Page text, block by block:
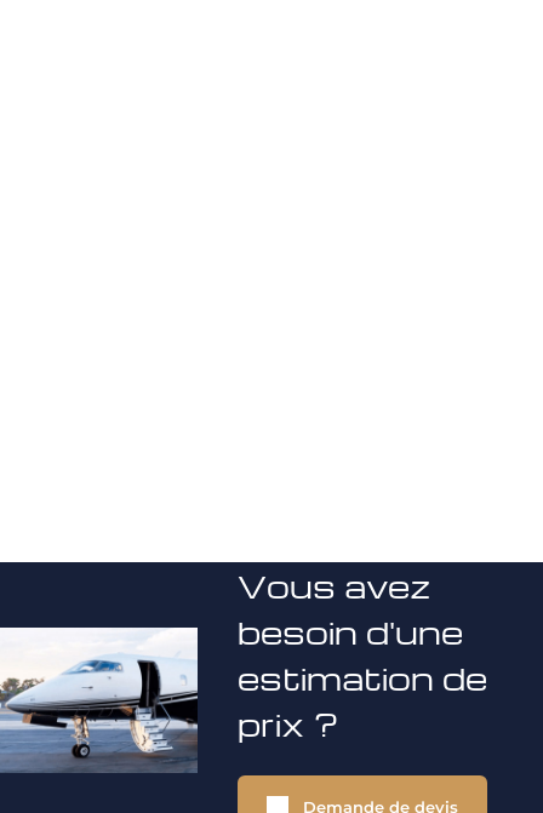
Vous avez
besoin d'une
estimation de
prix ?
Demande de devis